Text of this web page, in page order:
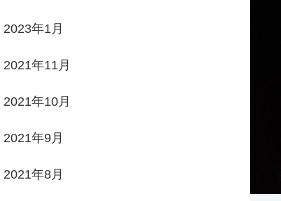
2023年1月
2021年11月
2021年10月
2021年9月
2021年8月